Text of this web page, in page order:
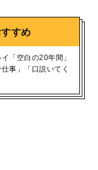
すめ
「空白の20年間」
事」「口説いてく